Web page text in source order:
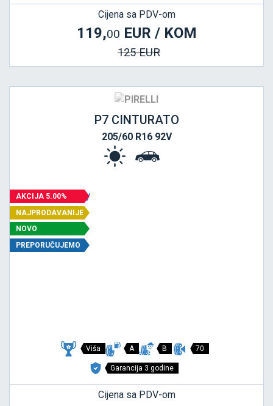
Cijena sa PDV-om
119,00 EUR / KOM
125 EUR
P7 CINTURATO
205/60 R16 92V
AKCIJA 5.00%
NAJPRODAVANIJE
NOVO
PREPORUČUJEMO
Viša A B 70
Garancija 3 godine
Cijena sa PDV-om